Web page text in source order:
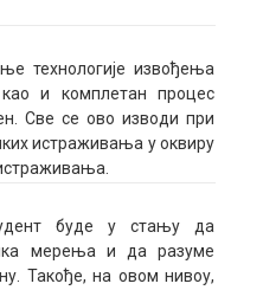
технологије извођења
и комплетан процес
Све се ово изводи при
истраживања у оквиру
буде у стању да
мерења и да разуме
Такође, на овом нивоу,